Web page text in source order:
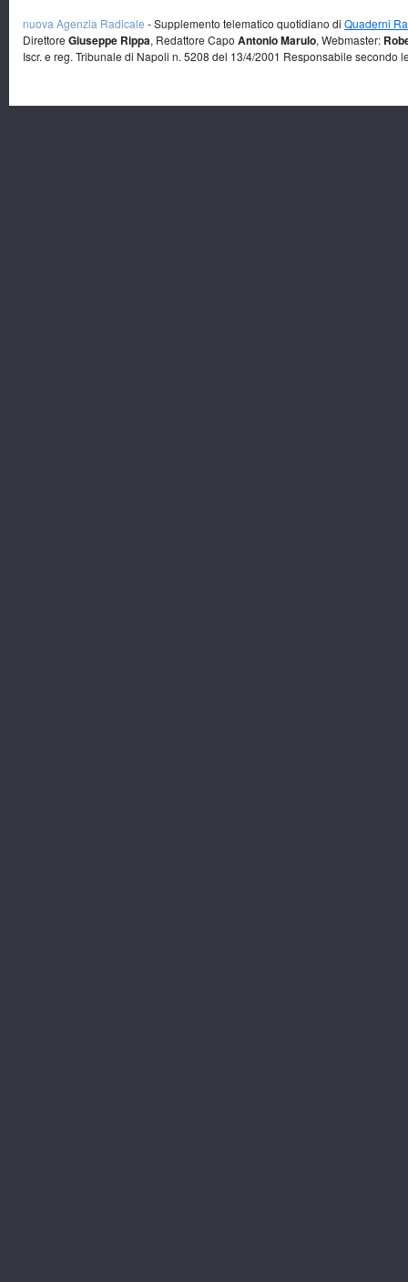
nuova Agenzia Radicale - Supplemento telematico quotidiano di Quaderni
Direttore Giuseppe Rippa, Redattore Capo Antonio Marulo, Webmaster:
Iscr. e reg. Tribunale di Napoli n. 5208 del 13/4/2001 Responsabile secondo